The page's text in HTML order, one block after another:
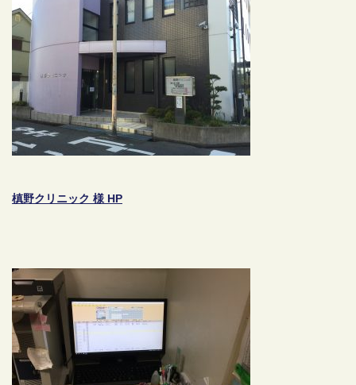
槙野クリニック 様 HP